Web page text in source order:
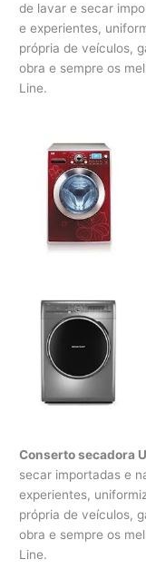
de lavar e secar
e experientes,
própria de veículos,
obra e sempre os
Line.
Conserto secadora
secar importadas e
experientes,
própria de veículos,
obra e sempre os
Line.